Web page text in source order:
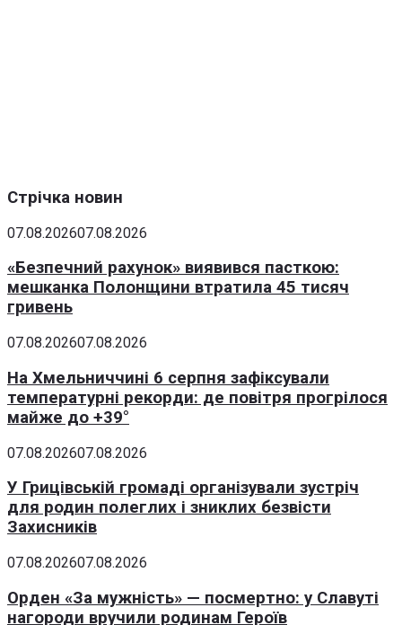
Стрічка новин
07.08.202607.08.2026
«Безпечний рахунок» виявився пасткою:
мешканка Полонщини втратила 45 тисяч
гривень
07.08.202607.08.2026
На Хмельниччині 6 серпня зафіксували
температурні рекорди: де повітря прогрілося
майже до +39°
07.08.202607.08.2026
У Грицівській громаді організували зустріч
для родин полеглих і зниклих безвісти
Захисників
07.08.202607.08.2026
Орден «За мужність» — посмертно: у Славуті
нагороди вручили родинам Героїв